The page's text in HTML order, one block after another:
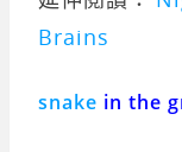
Brains
snake in the